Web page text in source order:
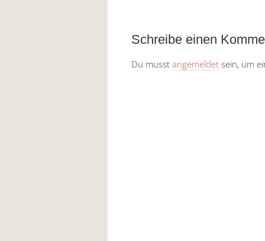
Schreibe einen
Du musst angemeldet sein, um